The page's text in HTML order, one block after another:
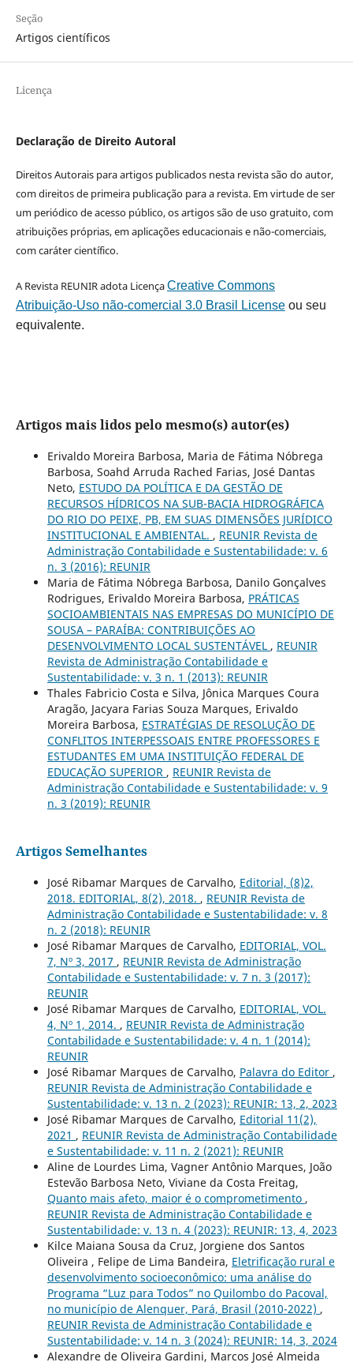
Seção
Artigos científicos
Licença
Declaração de Direito Autoral
Direitos Autorais para artigos publicados nesta revista são do autor,
com direitos de primeira publicação para a revista. Em virtude de ser
um periódico de acesso público, os artigos são de uso gratuito, com
atribuições próprias, em aplicações educacionais e não-comerciais,
com caráter científico.
A Revista REUNIR adota LicençaCreative Commons
Atribuição-Uso não-comercial 3.0 Brasil Licenseou seu
equivalente.
Artigos mais lidos pelo mesmo(s) autor(es)
Erivaldo Moreira Barbosa, Maria de Fátima Nóbrega
Barbosa, Soahd Arruda Rached Farias, José Dantas
Neto, ESTUDO DA POLÍTICA E DA GESTÃO DE
RECURSOS HÍDRICOS NA SUB-BACIA HIDROGRÁFICA
DO RIO DO PEIXE, PB, EM SUAS DIMENSÕES JURÍDICO
INSTITUCIONAL E AMBIENTAL. , REUNIR Revista de
Administração Contabilidade e Sustentabilidade: v. 6
n. 3 (2016): REUNIR
Maria de Fátima Nóbrega Barbosa, Danilo Gonçalves
Rodrigues, Erivaldo Moreira Barbosa, PRÁTICAS
SOCIOAMBIENTAIS NAS EMPRESAS DO MUNICÍPIO DE
SOUSA – PARAÍBA: CONTRIBUIÇÕES AO
DESENVOLVIMENTO LOCAL SUSTENTÁVEL , REUNIR
Revista de Administração Contabilidade e
Sustentabilidade: v. 3 n. 1 (2013): REUNIR
Thales Fabricio Costa e Silva, Jônica Marques Coura
Aragão, Jacyara Farias Souza Marques, Erivaldo
Moreira Barbosa, ESTRATÉGIAS DE RESOLUÇÃO DE
CONFLITOS INTERPESSOAIS ENTRE PROFESSORES E
ESTUDANTES EM UMA INSTITUIÇÃO FEDERAL DE
EDUCAÇÃO SUPERIOR , REUNIR Revista de
Administração Contabilidade e Sustentabilidade: v. 9
n. 3 (2019): REUNIR
Artigos Semelhantes
José Ribamar Marques de Carvalho, Editorial, (8)2,
2018. EDITORIAL, 8(2), 2018. , REUNIR Revista de
Administração Contabilidade e Sustentabilidade: v. 8
n. 2 (2018): REUNIR
José Ribamar Marques de Carvalho, EDITORIAL, VOL.
7, Nº 3, 2017 , REUNIR Revista de Administração
Contabilidade e Sustentabilidade: v. 7 n. 3 (2017):
REUNIR
José Ribamar Marques de Carvalho, EDITORIAL, VOL.
4, Nº 1, 2014. , REUNIR Revista de Administração
Contabilidade e Sustentabilidade: v. 4 n. 1 (2014):
REUNIR
José Ribamar Marques de Carvalho, Palavra do Editor ,
REUNIR Revista de Administração Contabilidade e
Sustentabilidade: v. 13 n. 2 (2023): REUNIR: 13, 2, 2023
José Ribamar Marques de Carvalho, Editorial 11(2),
2021 , REUNIR Revista de Administração Contabilidade
e Sustentabilidade: v. 11 n. 2 (2021): REUNIR
Aline de Lourdes Lima, Vagner Antônio Marques, João
Estevão Barbosa Neto, Viviane da Costa Freitag,
Quanto mais afeto, maior é o comprometimento ,
REUNIR Revista de Administração Contabilidade e
Sustentabilidade: v. 13 n. 4 (2023): REUNIR: 13, 4, 2023
Kilce Maiana Sousa da Cruz, Jorgiene dos Santos
Oliveira , Felipe de Lima Bandeira, Eletrificação rural e
desenvolvimento socioeconômico: uma análise do
Programa “Luz para Todos” no Quilombo do Pacoval,
no município de Alenquer, Pará, Brasil (2010-2022) ,
REUNIR Revista de Administração Contabilidade e
Sustentabilidade: v. 14 n. 3 (2024): REUNIR: 14, 3, 2024
Alexandre de Oliveira Gardini, Marcos José Almeida